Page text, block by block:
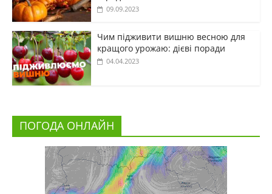
09.09.2023
Чим підживити вишню весною для
кращого урожаю: дієві поради
04.04.2023
ПОГОДА ОНЛАЙН